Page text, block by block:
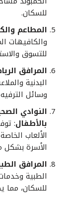
للسكان.
المطاعم
والكافيهات
للتسوق
المرافق
البدنية
وسائل
النوادي
بالأطفال:
الألعاب
الأسرة بشكل
المرافق
الطبية
للسكان، مما